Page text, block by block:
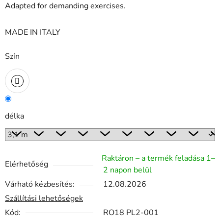
Adapted for demanding exercises.
MADE IN ITALY
Szín
délka
Elérhetőség
Raktáron – a termék feladása 1–
2 napon belül
Várható kézbesítés:
12.08.2026
Szállítási lehetőségek
Kód:
RO18 PL2-001